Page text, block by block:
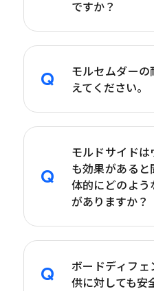
ですか？
モルセムダー
えてください。
モルドサイド
も効果がある
体的にどのよ
がありますか？
ボードディフ
供に対しても安